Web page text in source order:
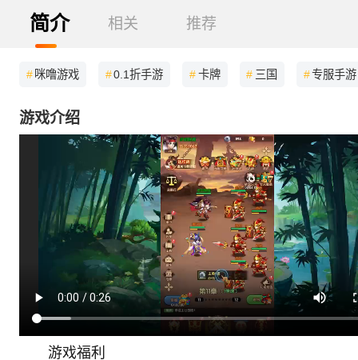
简介 相关 推荐
#咪噜游戏 #0.1折手游 #卡牌 # 三国 #专服手游
游戏介绍
游戏福利